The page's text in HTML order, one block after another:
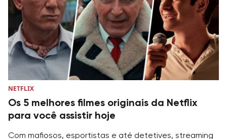
NETFLIX
Os 5 melhores filmes originais da Netflix
para você assistir hoje
Com mafiosos, esportistas e até detetives, streaming